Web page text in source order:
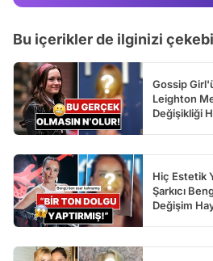
Bu içerikler de ilginizi
Gossip
Leighton
Değişikliği
Hiç Estetik
Şarkıcı
Değişim